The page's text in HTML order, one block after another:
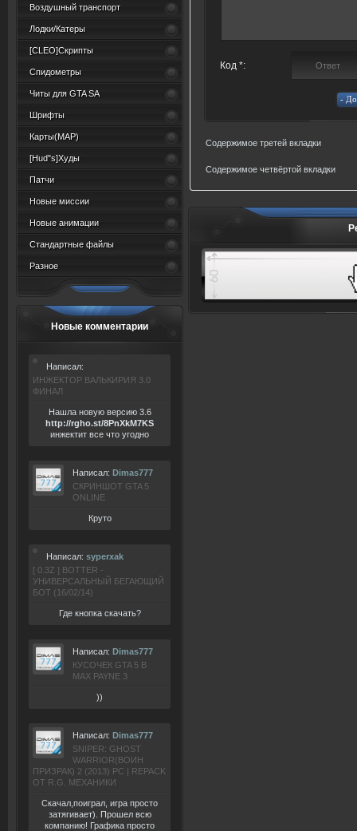
Воздушный транспорт
Лодки/Катеры
[CLEO]Скрипты
Спидометры
Читы для GTA SA
Шрифты
Карты(MAP)
[Hud"s]Худы
Патчи
Новые миссии
Новые анимации
Стандартные файлы
Разное
Новые комментарии
Написал:
ИНЖЕКТОР ВАЛЬКИРИЯ 3.0
ФИНАЛ
Нашла новую версию 3.6
http://rgho.st/8PnXkM7KS
инжектит все что угодно
Написал: Dimas777
СКРИНШОТ GTA 5
ONLINE
Круто
Написал: syperxak
[ 0.3Z ] BOTTER -
УНИВЕРСАЛЬНЫЙ БЕГАЮЩИЙ
БОТ (16/02/14)
Где кнопка скачать?
Написал: Dimas777
КУСОЧЕК GTA 5 В
MAX PAYNE 3
))
Написал: Dimas777
SNIPER: GHOST
WARRIOR(ВОИН
ПРИЗРАК) 2 (2013) РС | REPACK
ОТ R.G. МЕХАНИКИ
Скачал,поиграл, игра просто
затягивает). Прошел всю
компанию! Графика просто
Код *:
Содержимое третей вкладки
Содержимое четвёртой вкладки